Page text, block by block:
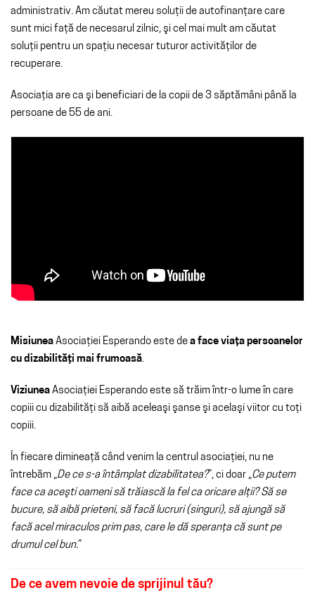
administrativ. Am căutat mereu soluţii de autofinanţare care
sunt mici faţă de necesarul zilnic, şi cel mai mult am căutat
soluţii pentru un spaţiu necesar tuturor activităţilor de
recuperare.
Asociaţia are ca şi beneficiari de la copii de 3 săptămâni până la
persoane de 55 de ani.
Misiunea Asociaţiei Esperando este de a face viaţa persoanelor
cu dizabilităţi mai frumoasă.
Viziunea Asociaţiei Esperando este să trăim într-o lume în care
copiii cu dizabilităţi să aibă aceleaşi şanse şi acelaşi viitor cu toţi
copiii.
În fiecare dimineaţă când venim la centrul asociaţiei, nu ne
întrebăm „De ce s-a întâmplat dizabilitatea?”, ci doar „Ce putem
face ca aceşti oameni să trăiască la fel ca oricare alţii? Să se
bucure, să aibă prieteni, să facă lucruri (singuri), să ajungă să
facă acel miraculos prim pas, care le dă speranţa că sunt pe
drumul cel bun.
De ce avem nevoie de sprijinul tău?